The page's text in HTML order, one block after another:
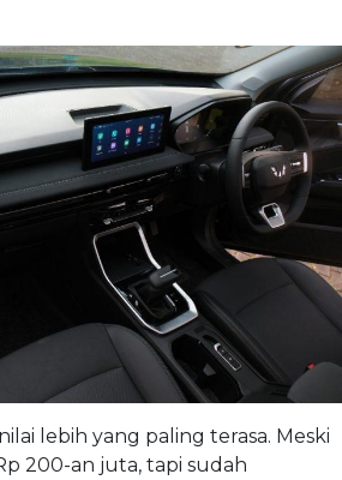
lebih yang paling terasa. Meski
200-an juta, tapi sudah